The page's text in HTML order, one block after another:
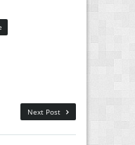
Next Post